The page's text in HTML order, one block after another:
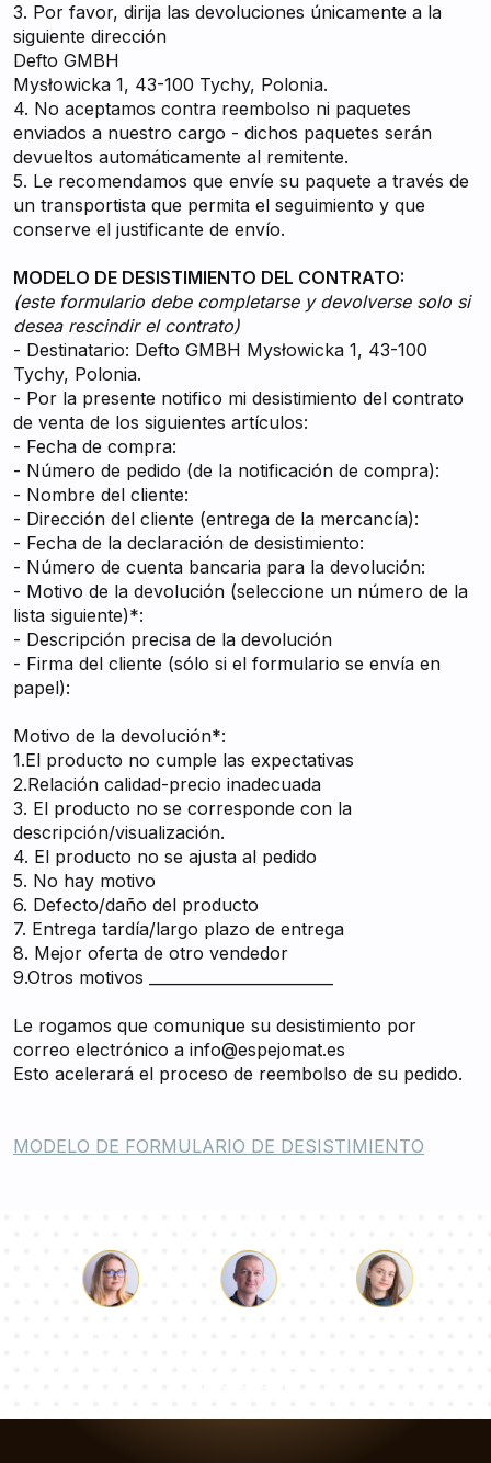
3. Por favor, dirija las devoluciones únicamente a la
siguiente dirección
Defto GMBH
Mysłowicka 1, 43-100 Tychy, Polonia.
4. No aceptamos contra reembolso ni paquetes
enviados a nuestro cargo - dichos paquetes serán
devueltos automáticamente al remitente.
5. Le recomendamos que envíe su paquete a través de
un transportista que permita el seguimiento y que
conserve el justificante de envío.
MODELO DE DESISTIMIENTO DEL CONTRATO:
(este formulario debe completarse y devolverse solo si
desea rescindir el contrato)
- Destinatario: Defto GMBH Mysłowicka 1, 43-100
Tychy, Polonia.
- Por la presente notifico mi desistimiento del contrato
de venta de los siguientes artículos:
- Fecha de compra:
- Número de pedido (de la notificación de compra):
- Nombre del cliente:
- Dirección del cliente (entrega de la mercancía):
- Fecha de la declaración de desistimiento:
- Número de cuenta bancaria para la devolución:
- Motivo de la devolución (seleccione un número de la
lista siguiente)*:
- Descripción precisa de la devolución
- Firma del cliente (sólo si el formulario se envía en
papel):
Motivo de la devolución*:
1.El producto no cumple las expectativas
2.Relación calidad-precio inadecuada
3. El producto no se corresponde con la
descripción/visualización.
4. El producto no se ajusta al pedido
5. No hay motivo
6. Defecto/daño del producto
7. Entrega tardía/largo plazo de entrega
8. Mejor oferta de otro vendedor
9.Otros motivos ________________________
Le rogamos que comunique su desistimiento por
correo electrónico a info@espejomat.es
Esto acelerará el proceso de reembolso de su pedido.
MODELO DE FORMULARIO DE DESISTIMIENTO